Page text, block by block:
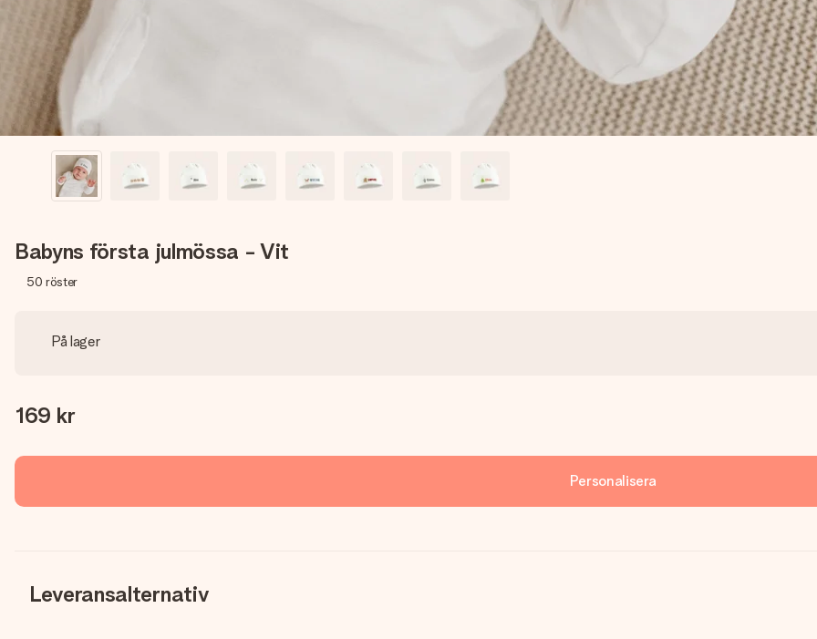
Babyns första julmössa - Vit
50 röster
På lager
169 kr
Personalisera
Leveransalternativ